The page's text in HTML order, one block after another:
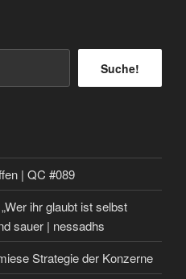
Suche!
| QC #089
ihr glaubt ist selbst
sauer | nessadhs
Strategie der Konzerne